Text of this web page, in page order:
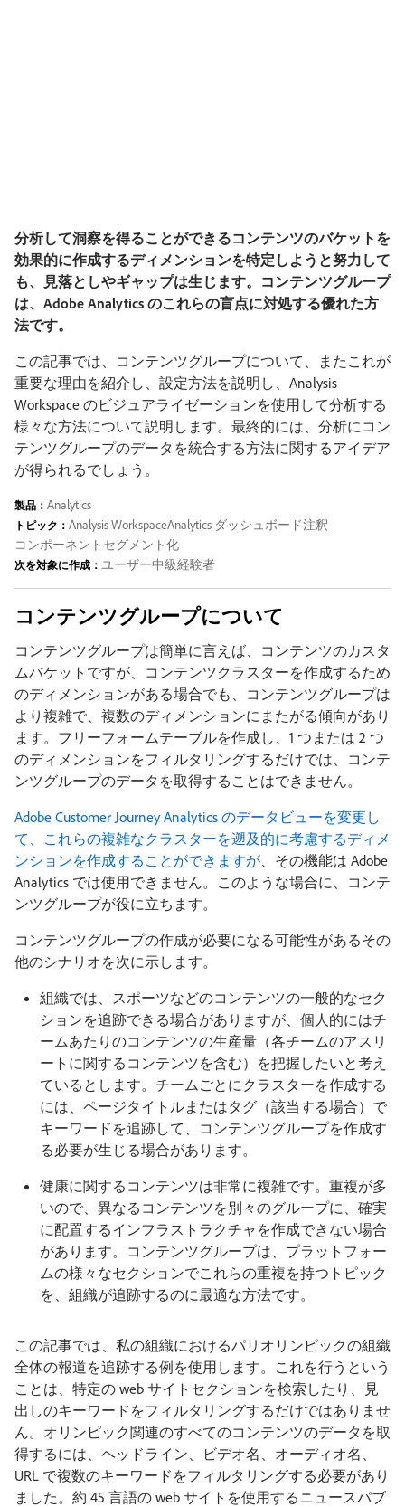
分析して洞察を得ることができるコンテンツのバケットを
効果的に作成するディメンションを特定しようと努力して
も、見落としやギャップは生じます。コンテンツグループ
は、Adobe Analytics のこれらの盲点に対処する優れた方
法です。
この記事では、コンテンツグループについて、またこれが
重要な理由を紹介し、設定方法を説明し、Analysis
Workspace のビジュアライゼーションを使用して分析する
様々な方法について説明します。最終的には、分析にコン
テンツグループのデータを統合する方法に関するアイデア
が得られるでしょう。
製品： Analytics
トピック： Analysis WorkspaceAnalytics ダッシュボード注釈
コンポーネント セグメント化
次を対象に作成： ユーザー中級経験者
コンテンツグループについて
コンテンツグループは簡単に言えば、コンテンツのカスタ
ムバケットですが、コンテンツクラスターを作成するため
のディメンションがある場合でも、コンテンツグループは
より複雑で、複数のディメンションにまたがる傾向があり
ます。フリーフォームテーブルを作成し、1 つまたは 2 つ
のディメンションをフィルタリングするだけでは、コンテ
ンツグループのデータを取得することはできません。
Adobe Customer Journey Analytics のデータビューを変更し
て、これらの複雑なクラスターを遡及的に考慮するディメ
ンションを作成することができますが、その機能は Adobe
Analytics では使用できません。このような場合に、コンテ
ンツグループが役に立ちます。
コンテンツグループの作成が必要になる可能性があるその
他のシナリオを次に示します。
組織では、スポーツなどのコンテンツの一般的なセク
ションを追跡できる場合がありますが、個人的にはチ
ームあたりのコンテンツの生産量（各チームのアスリ
ートに関するコンテンツを含む）を把握したいと考え
ているとします。チームごとにクラスターを作成する
には、ページタイトルまたはタグ（該当する場合）で
キーワードを追跡して、コンテンツグループを作成す
る必要が生じる場合があります。
健康に関するコンテンツは非常に複雑です。重複が多
いので、異なるコンテンツを別々のグループに、確実
に配置するインフラストラクチャを作成できない場合
があります。コンテンツグループは、プラットフォー
ムの様々なセクションでこれらの重複を持つトピック
を、組織が追跡するのに最適な方法です。
この記事では、私の組織におけるパリオリンピックの組織
全体の報道を追跡する例を使用します。これを行うという
ことは、特定の web サイトセクションを検索したり、見
出しのキーワードをフィルタリングするだけではありませ
ん。オリンピック関連のすべてのコンテンツのデータを取
得するには、ヘッドライン、ビデオ名、オーディオ名、
URL で複数のキーワードをフィルタリングする必要があり
ました。約 45 言語の web サイトを使用するニュースパブ